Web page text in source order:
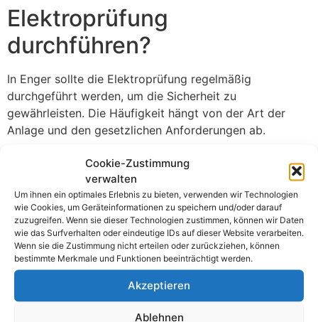
Cookie-Zustimmung
verwalten
Um ihnen ein optimales Erlebnis zu bieten, verwenden wir Technologien
wie Cookies, um Geräteinformationen zu speichern und/oder darauf
zuzugreifen. Wenn sie dieser Technologien zustimmen, können wir Daten
wie das Surfverhalten oder eindeutige IDs auf dieser Website verarbeiten.
Wenn sie die Zustimmung nicht erteilen oder zurückziehen, können
bestimmte Merkmale und Funktionen beeinträchtigt werden.
Akzeptieren
Ablehnen
Elektroprüfung
durchführen?
In Enger sollte die Elektroprüfung regelmäßig
durchgeführt werden, um die Sicherheit zu
gewährleisten. Die Häufigkeit hängt von der Art der
Anlage und den gesetzlichen Anforderungen ab.
Professionelle Hilfe in Enger
Für die Elektroprüfung in Enger ist es ratsam,
professionelle Hilfe in Anspruch zu nehmen. Elektriker
mit Erfahrung und Zertifizierung sind in der Lage, die
Prüfung ordnungsgemäß durchzuführen.
Eigenverantwortung
Es ist auch wichtig, dass Eigentümer und Betreiber